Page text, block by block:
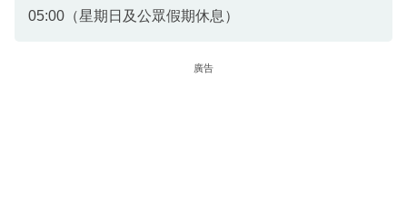
05:00（星期日及公眾假期休息）
廣告